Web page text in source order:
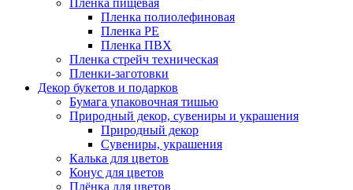
Пленка пищевая
Пленка полиолефиновая
Пленка PE
Пленка ПВХ
Пленка стрейч техническая
Пленки-заготовки
Декор букетов и подарков
Бумага упаковочная тишью
Природный декор, сувениры и украшения
Природный декор
Сувениры, украшения
Калька для цветов
Конус для цветов
Плёнка для цветов